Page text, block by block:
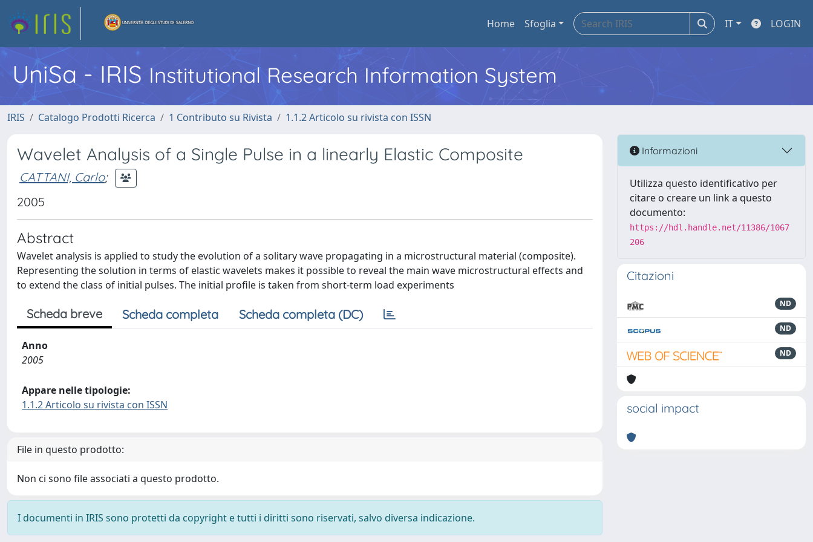
Home Sfoglia IT LOGIN
UniSa - IRIS Institutional Research Information System
IRIS Catalogo Prodotti Ricerca 1 Contributo su Rivista 1.1.2 Articolo su rivista con ISSN
Wavelet Analysis of a Single Pulse in a linearly Elastic Composite
CATTANI, Carlo;
2005
Abstract
Wavelet analysis is applied to study the evolution of a solitary wave propagating in a microstructural material (composite).
Representing the solution in terms of elastic wavelets makes it possible to reveal the main wave microstructural effects and
to extend the class of initial pulses. The initial profile is taken from short-term load experiments
Scheda breve Scheda completa Scheda completa (DC)
Anno
2005
Appare nelle tipologie:
1.1.2 Articolo su rivista con ISSN
File in questo prodotto:
Non ci sono file associati a questo prodotto.
I documenti in IRIS sono protetti da copyright e tutti i diritti sono riservati, salvo diversa indicazione.
Informazioni
Utilizza questo identificativo per
citare o creare un link a questo
documento:
https://hdl.handle.net/11386/1067
206
Citazioni
ND
ND
ND
social impact